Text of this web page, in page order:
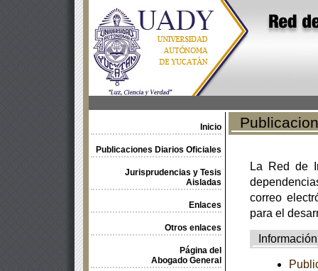
Inicio
Publicaciones Diarios Oficiales
Jurisprudencias y Tesis
Aisladas
Enlaces
Otros enlaces
Página del
Abogado General
La Red de
correo
para el
Información